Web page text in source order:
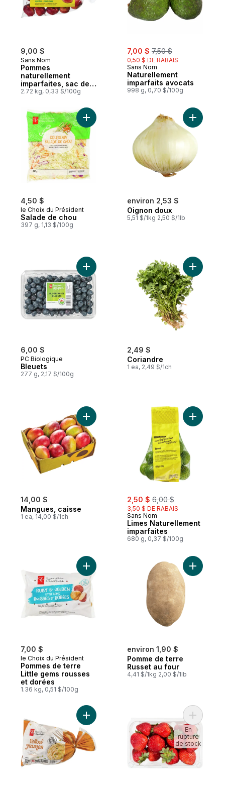
9,00 $
Sans Nom
Pommes
naturellement
imparfaites, sac de 6
lb
2.72 kg, 0,33 $/100g
sale:
7,00 $ , formerly:
7,50 $
0,50 $ DE RABAIS
Sans Nom
Naturellement
imparfaits avocats
998 g, 0,70 $/100g
4,50 $
le Choix du Président
Salade de chou
397 g, 1,13 $/100g
Ajouter Salade de chou au panier
environ 2,53 $
Oignon doux
5,51 $/1kg 2,50 $/1lb
Ajouter
6,00 $
PC Biologique
Bleuets
277 g, 2,17 $/100g
Ajouter Bleuets au panier
2,49 $
Coriandre
1 ea, 2,49 $/1ch
Ajouter
14,00 $
Mangues, caisse
1 ea, 14,00 $/1ch
Ajouter Mangues, caisse au panier
sale:
2,50 $ , formerly:
6,00 $
3,50 $ DE RABAIS
Sans Nom
Limes Naturellement
imparfaites
680 g, 0,37 $/100g
Ajouter
7,00 $
le Choix du Président
Pommes de terre
Little gems rousses
et dorées
1.36 kg, 0,51 $/100g
Ajouter Pommes de terre Little gems
environ 1,90 $
Pomme de terre
Russet au four
4,41 $/1kg 2,00 $/1lb
Ajouter
Ajouter Pommes de terre jaunes, sac de
Ajouter
En
rupture
de stock